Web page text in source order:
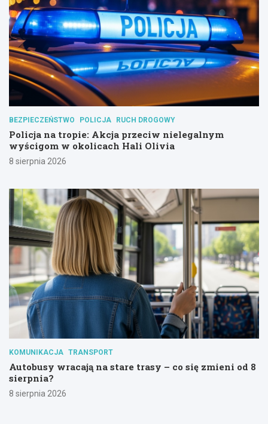
BEZPIECZEŃSTWO POLICJA RUCH DROGOWY
Policja na tropie: Akcja przeciw nielegalnym
wyścigom w okolicach Hali Olivia
8 sierpnia 2026
KOMUNIKACJA TRANSPORT
Autobusy wracają na stare trasy – co się zmieni od 8
sierpnia?
8 sierpnia 2026